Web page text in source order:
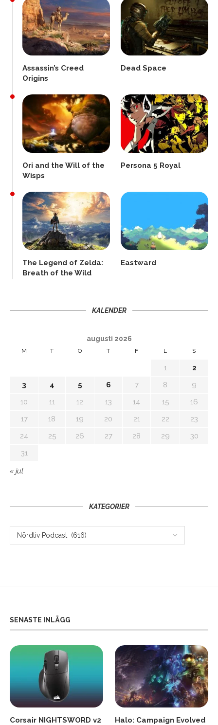
Assassin’s Creed
Origins
Dead Space
Ori and the Will of the
Wisps
Persona 5 Royal
The Legend of Zelda:
Breath of the Wild
Eastward
KALENDER
augusti 2026
M T O T F L S
1
2
3
4 5 6 7 8
9
10
11 12 13 14 15
16
17
18 19 20 21 22
23
24
25 26 27 28 29
30
31
« jul
KATEGORIER
SENASTE INLÄGG
Corsair NIGHTSWORD v2
Halo: Campaign Evolved